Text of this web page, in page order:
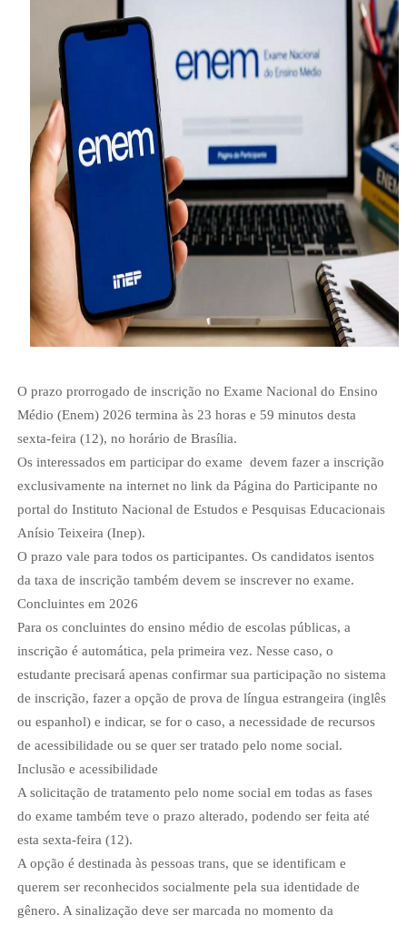
O prazo prorrogado de inscrição no Exame Nacional do Ensino
Médio (Enem) 2026 termina às 23 horas e 59 minutos desta
sexta-feira (12), no horário de Brasília.
Os interessados em participar do exame devem fazer a inscrição
exclusivamente na internet no link da Página do Participante no
portal do Instituto Nacional de Estudos e Pesquisas Educacionais
Anísio Teixeira (Inep).
O prazo vale para todos os participantes. Os candidatos isentos
da taxa de inscrição também devem se inscrever no exame.
Concluintes em 2026
Para os concluintes do ensino médio de escolas públicas, a
inscrição é automática, pela primeira vez. Nesse caso, o
estudante precisará apenas confirmar sua participação no sistema
de inscrição, fazer a opção de prova de língua estrangeira (inglês
ou espanhol) e indicar, se for o caso, a necessidade de recursos
de acessibilidade ou se quer ser tratado pelo nome social.
Inclusão e acessibilidade
A solicitação de tratamento pelo nome social em todas as fases
do exame também teve o prazo alterado, podendo ser feita até
esta sexta-feira (12).
A opção é destinada às pessoas trans, que se identificam e
querem ser reconhecidos socialmente pela sua identidade de
gênero. A sinalização deve ser marcada no momento da